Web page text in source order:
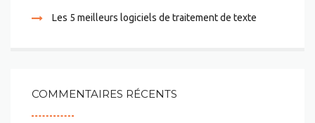
Les 5 meilleurs logiciels de traitement de texte
COMMENTAIRES RÉCENTS